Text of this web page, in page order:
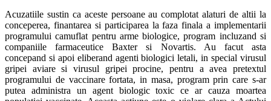
Acuzatiile sustin ca aceste persoane au complotat alaturi de altii la
conceperea, finantarea si participarea la faza finala a implementarii
programului camuflat pentru arme biologice, program incluzand si
companiile farmaceutice Baxter si Novartis. Au facut asta
concepand si apoi eliberand agenti biologici letali, in special virusul
gripei aviare si virusul gripei procine, pentru a avea pretextul
programului de vaccinare fortata, in masa, program prin care s-ar
putea administra un agent biologic toxic ce ar cauza moartea